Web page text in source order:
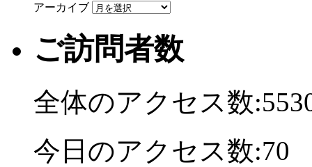
アーカイブ
ご訪問者数
全体のアクセス数
今日のアクセス数:70